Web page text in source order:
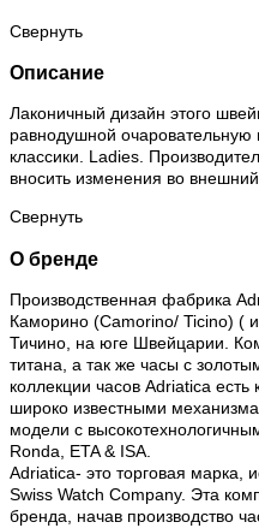
Свернуть
Описание
Лаконичный дизайн этого
равнодушной очаровательную
классики. Ladies.
вносить изменения во
Свернуть
О бренде
Производственная фабрика
Каморино (Camorino/ Ticino) (
Тичино, на юге Швейцарии.
титана, а так же часы с
коллекции часов Adriatica
широко известными
модели с
Ronda, ETA & ISA.
Adriatica- это торговая марка,
Swiss Watch Company. Эта
бренда, начав производство